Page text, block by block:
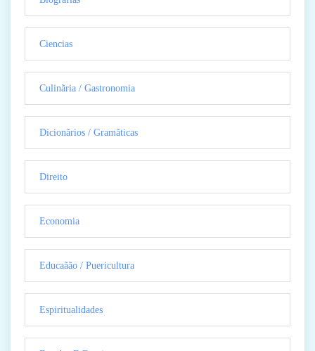
Ciencias
Culinãria / Gastronomia
Dicionãrios / Gramãticas
Direito
Economia
Educaãão / Puericultura
Espiritualidades